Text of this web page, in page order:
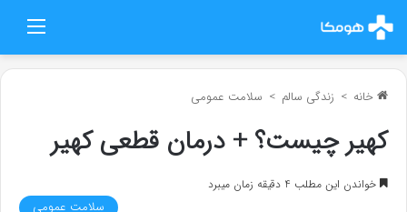
خانه > زندگی سالم > سلامت عمومی
کهیر چیست؟ + درمان قطعی کهیر
خواندن این مطلب 4 دقیقه زمان میبرد
سلامت عمومی